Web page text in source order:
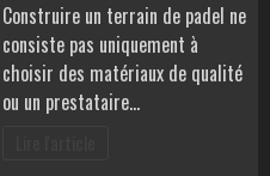
Construire un terrain de padel ne
consiste pas uniquement à
choisir des matériaux de qualité
ou un prestataire…